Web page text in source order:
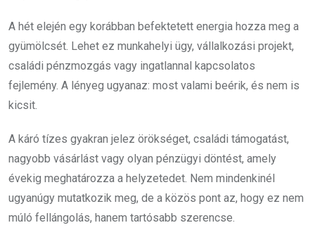
A hét elején egy korábban befektetett energia hozza meg a
gyümölcsét. Lehet ez munkahelyi ügy, vállalkozási projekt,
családi pénzmozgás vagy ingatlannal kapcsolatos
fejlemény. A lényeg ugyanaz: most valami beérik, és nem is
kicsit.
A káró tízes gyakran jelez örökséget, családi támogatást,
nagyobb vásárlást vagy olyan pénzügyi döntést, amely
évekig meghatározza a helyzetedet. Nem mindenkinél
ugyanúgy mutatkozik meg, de a közös pont az, hogy ez nem
múló fellángolás, hanem tartósabb szerencse.